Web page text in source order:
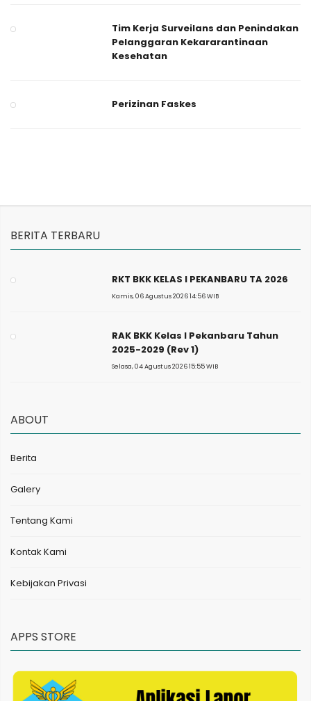
Tim Kerja Surveilans dan Penindakan
Pelanggaran Kekararantinaan
Kesehatan
Perizinan Faskes
BERITA TERBARU
RKT BKK KELAS I PEKANBARU TA 2026
Kamis, 06 Agustus 2026 14:56 WIB
RAK BKK Kelas I Pekanbaru Tahun
2025-2029 (Rev 1)
Selasa, 04 Agustus 2026 15:55 WIB
ABOUT
Berita
Galery
Tentang Kami
Kontak Kami
Kebijakan Privasi
APPS STORE